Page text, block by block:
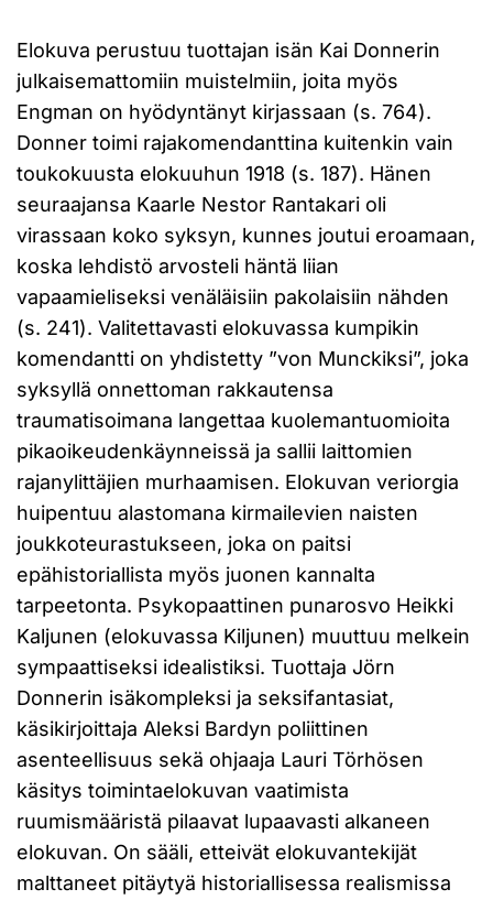
Elokuva perustuu tuottajan isän Kai Donnerin
julkaisemattomiin muistelmiin, joita myös
Engman on hyödyntänyt kirjassaan (s. 764).
Donner toimi rajakomendanttina kuitenkin vain
toukokuusta elokuuhun 1918 (s. 187). Hänen
seuraajansa Kaarle Nestor Rantakari oli
virassaan koko syksyn, kunnes joutui eroamaan,
koska lehdistö arvosteli häntä liian
vapaamieliseksi venäläisiin pakolaisiin nähden
(s. 241). Valitettavasti elokuvassa kumpikin
komendantti on yhdistetty ”von Munckiksi”, joka
syksyllä onnettoman rakkautensa
traumatisoimana langettaa kuolemantuomioita
pikaoikeudenkäynneissä ja sallii laittomien
rajanylittäjien murhaamisen. Elokuvan veriorgia
huipentuu alastomana kirmailevien naisten
joukkoteurastukseen, joka on paitsi
epähistoriallista myös juonen kannalta
tarpeetonta. Psykopaattinen punarosvo Heikki
Kaljunen (elokuvassa Kiljunen) muuttuu melkein
sympaattiseksi idealistiksi. Tuottaja Jörn
Donnerin isäkompleksi ja seksifantasiat,
käsikirjoittaja Aleksi Bardyn poliittinen
asenteellisuus sekä ohjaaja Lauri Törhösen
käsitys toimintaelokuvan vaatimista
ruumismääristä pilaavat lupaavasti alkaneen
elokuvan. On sääli, etteivät elokuvantekijät
malttaneet pitäytyä historiallisessa realismissa